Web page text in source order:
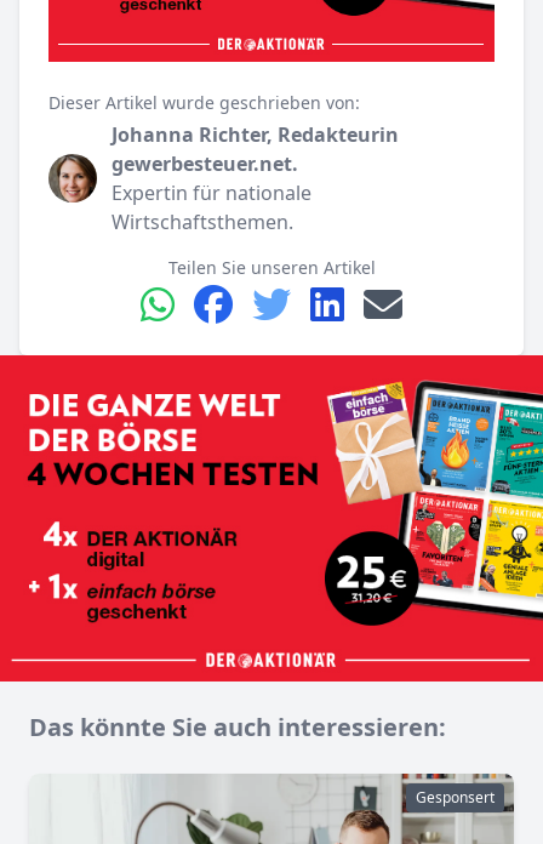
Dieser Artikel wurde geschrieben von:
Johanna Richter, Redakteurin
gewerbesteuer.net.
Expertin für nationale
Wirtschaftsthemen.
Teilen Sie unseren Artikel
Das könnte Sie auch interessieren:
Gesponsert